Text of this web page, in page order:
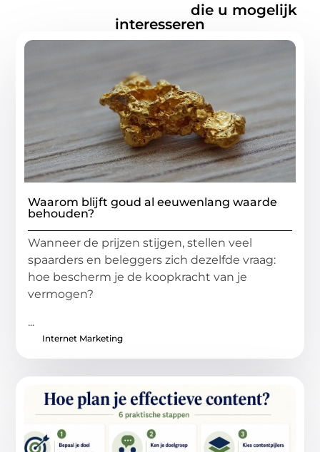
die u mogelijk
interesseren
Waarom blijft goud al eeuwenlang waarde
behouden?
Wanneer de prijzen stijgen, stellen veel
spaarders en beleggers zich dezelfde vraag:
hoe bescherm je de koopkracht van je
vermogen?
...
Internet Marketing